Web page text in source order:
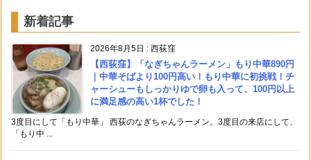
新着記事
2026年8月5日 : 西荻窪
【西荻窪】「なぎちゃんラーメン」もり中華890円
｜中華そばより100円高い！もり中華に初挑戦！チ
ャーシューもしっかりゆで卵も入って、100円以上
に満足感の高い1杯でした！
3度目にして「もり中華」 西荻のなぎちゃんラーメン。3度目の来店にして、
「もり中 ...